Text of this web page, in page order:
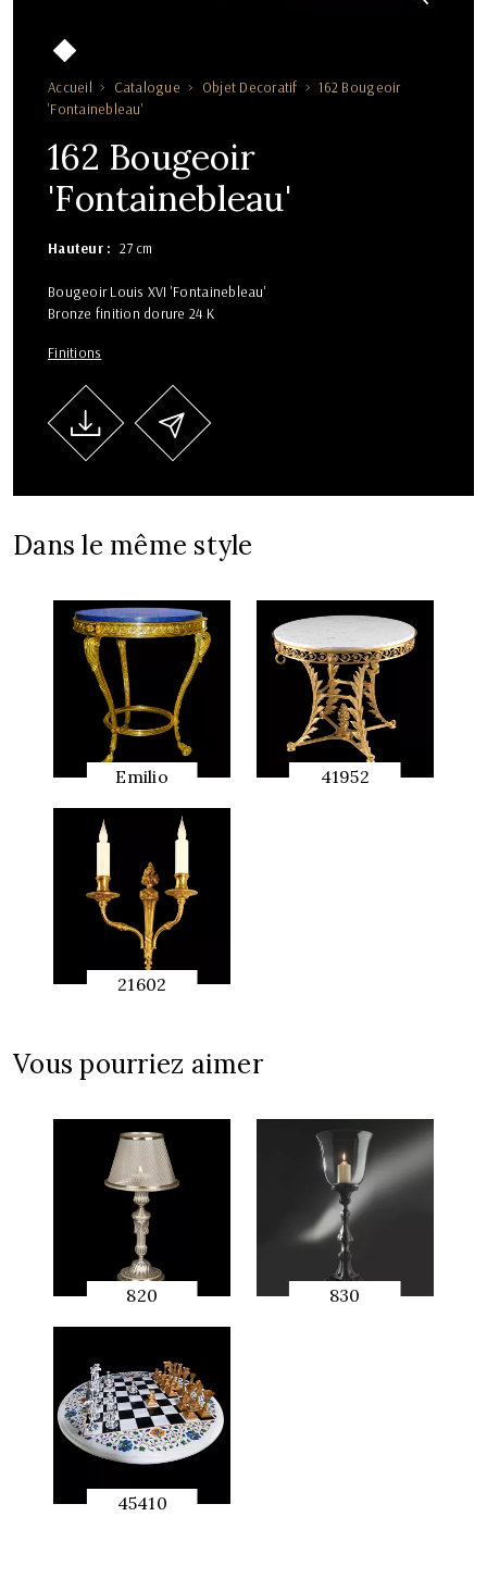
Accueil Catalogue Objet Decoratif
162 Bougeoir
'Fontainebleau'
162 Bougeoir
'Fontainebleau'
Hauteur 27 cm
Bougeoir Louis XVI 'Fontainebleau'
Bronze finition dorure 24 K
Finitions
Dans le même style
Emilio
APERÇU
41952
21602
Vous pourriez aimer
820
APERÇU
830
45410